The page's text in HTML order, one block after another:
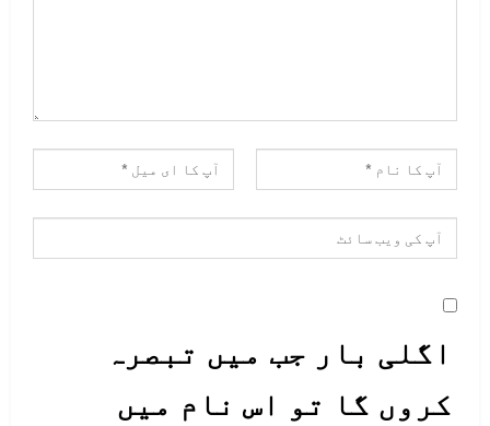
اگلی بار جب میں تبصرہ
کروں گا تو اس نام میں